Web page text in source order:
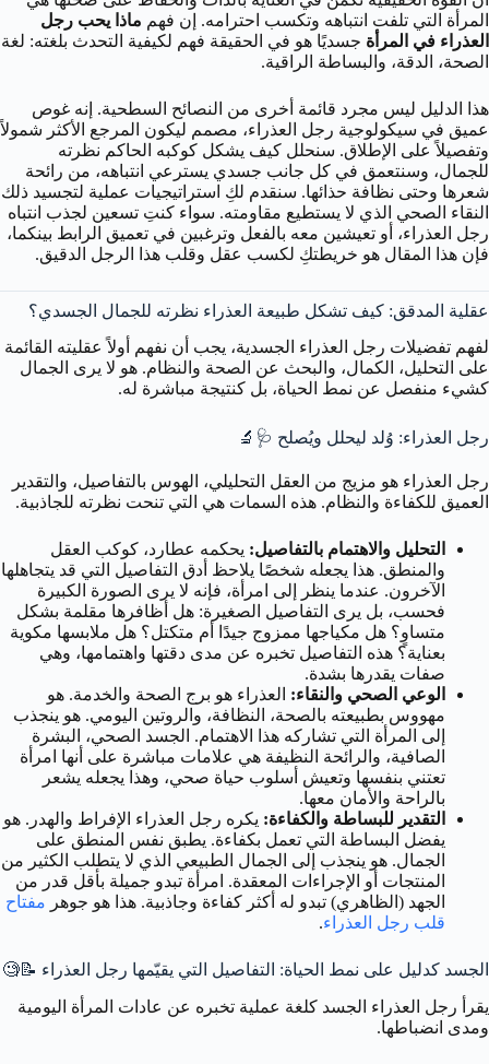
المرأة التي تلفت انتباهه وتكسب احترامه. إن فهم ماذا يحب رجل
العذراء في المرأة جسديًا هو في الحقيقة فهم لكيفية التحدث بلغته: لغة
الصحة، الدقة، والبساطة الراقية.
هذا الدليل ليس مجرد قائمة أخرى من النصائح السطحية. إنه غوص
عميق في سيكولوجية رجل العذراء، مصمم ليكون المرجع الأكثر شمولاً
وتفصيلاً على الإطلاق. سنحلل كيف يشكل كوكبه الحاكم نظرته
للجمال، وسنتعمق في كل جانب جسدي يسترعي انتباهه، من رائحة
شعرها وحتى نظافة حذائها. سنقدم لكِ استراتيجيات عملية لتجسيد ذلك
النقاء الصحي الذي لا يستطيع مقاومته. سواء كنتِ تسعين لجذب انتباه
رجل العذراء، أو تعيشين معه بالفعل وترغبين في تعميق الرابط بينكما،
فإن هذا المقال هو خريطتكِ لكسب عقل وقلب هذا الرجل الدقيق.
عقلية المدقق: كيف تشكل طبيعة العذراء نظرته للجمال الجسدي؟
لفهم تفضيلات رجل العذراء الجسدية، يجب أن نفهم أولاً عقليته القائمة
على التحليل، الكمال، والبحث عن الصحة والنظام. هو لا يرى الجمال
كشيء منفصل عن نمط الحياة، بل كنتيجة مباشرة له.
رجل العذراء: وُلد ليحلل ويُصلح 🩺🔬
رجل العذراء هو مزيج من العقل التحليلي، الهوس بالتفاصيل، والتقدير
العميق للكفاءة والنظام. هذه السمات هي التي تنحت نظرته للجاذبية.
التحليل والاهتمام بالتفاصيل: يحكمه عطارد، كوكب العقل
والمنطق. هذا يجعله شخصًا يلاحظ أدق التفاصيل التي قد يتجاهلها
الآخرون. عندما ينظر إلى امرأة، فإنه لا يرى الصورة الكبيرة
فحسب، بل يرى التفاصيل الصغيرة: هل أظافرها مقلمة بشكل
متساوٍ؟ هل مكياجها ممزوج جيدًا أم متكتل؟ هل ملابسها مكوية
بعناية؟ هذه التفاصيل تخبره عن مدى دقتها واهتمامها، وهي
صفات يقدرها بشدة.
الوعي الصحي والنقاء: العذراء هو برج الصحة والخدمة. هو
مهووس بطبيعته بالصحة، النظافة، والروتين اليومي. هو ينجذب
إلى المرأة التي تشاركه هذا الاهتمام. الجسد الصحي، البشرة
الصافية، والرائحة النظيفة هي علامات مباشرة على أنها امرأة
تعتني بنفسها وتعيش أسلوب حياة صحي، وهذا يجعله يشعر
بالراحة والأمان معها.
التقدير للبساطة والكفاءة: يكره رجل العذراء الإفراط والهدر. هو
يفضل البساطة التي تعمل بكفاءة. يطبق نفس المنطق على
الجمال. هو ينجذب إلى الجمال الطبيعي الذي لا يتطلب الكثير من
المنتجات أو الإجراءات المعقدة. امرأة تبدو جميلة بأقل قدر من
الجهد (الظاهري) تبدو له أكثر كفاءة وجاذبية. هذا هو جوهر مفتاح
قلب رجل العذراء.
الجسد كدليل على نمط الحياة: التفاصيل التي يقيّمها رجل العذراء 📝🧐
يقرأ رجل العذراء الجسد كلغة عملية تخبره عن عادات المرأة اليومية
ومدى انضباطها.